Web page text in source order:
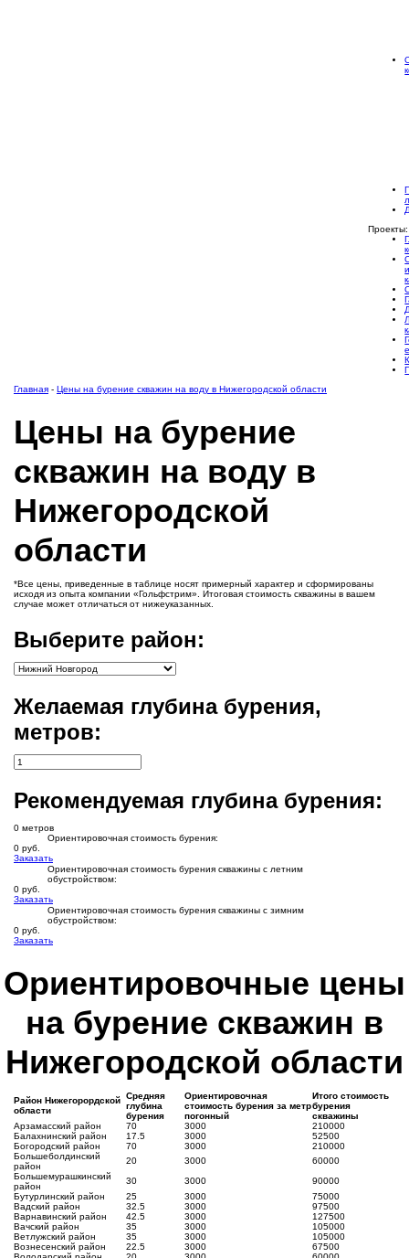
Проекты:
Главная - Цены на бурение скважин на воду в Нижегородской области
Цены на бурение
скважин на воду в
Нижегородской
области
*Все цены, приведенные в таблице носят примерный характер и сформированы
исходя из опыта компании «Гольфстрим». Итоговая стоимость скважины в вашем
случае может отличаться от нижеуказанных.
Выберите район:
Желаемая глубина бурения,
метров:
Рекомендуемая глубина бурения:
0 метров
Ориентировочная стоимость бурения:
0 руб.
Заказать
Ориентировочная стоимость бурения скважины с летним
обустройством:
0 руб.
Заказать
Ориентировочная стоимость бурения скважины с зимним
обустройством:
0 руб.
Заказать
Ориентировочные цены
на бурение скважин в
Нижегородской области
Район Нижегорордской
области
Средняя
глубина
бурения
Ориентировочная
стоимость бурения за метр
погонный
Итого стоимость
бурения
скважины
Арзамасский район
70 3000
210000
Балахнинский район
17.5 3000
52500
Богородский район
70 3000
210000
Большеболдинский
район
20 3000
60000
Большемурашкинский
район
30 3000
90000
Бутурлинский район
25 3000
75000
Вадский район
32.5 3000
97500
Варнавинский район
42.5 3000
127500
Вачский район
35 3000
105000
Ветлужский район
35 3000
105000
Вознесенский район
22.5 3000
67500